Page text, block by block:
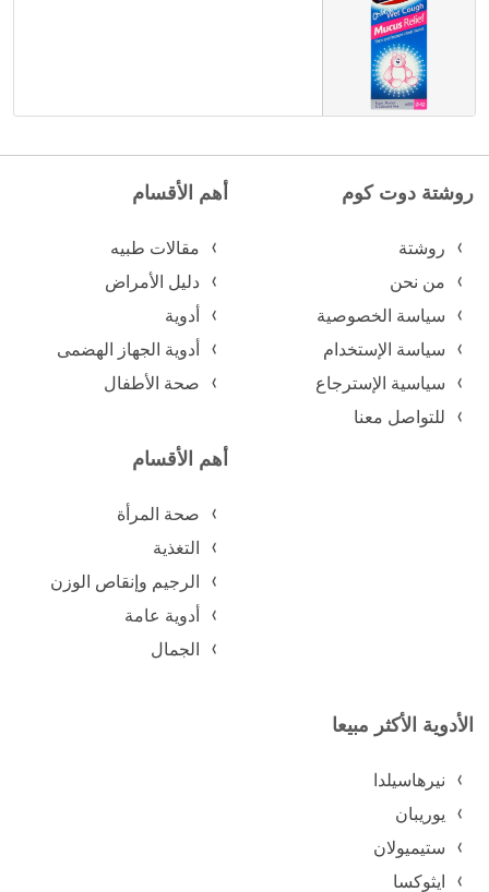
روشتة دوت كوم
روشتة
من نحن
سياسة الخصوصية
سياسة الإستخدام
سياسية الإسترجاع
للتواصل معنا
أهم الأقسام
مقالات طبيه
دليل الأمراض
أدوية
أدوية الجهاز الهضمى
صحة الأطفال
أهم الأقسام
صحة المرأة
التغذية
الرجيم وإنقاص الوزن
أدوية عامة
الجمال
الأدوية الأكثر مبيعا
نيرهاسيلدا
يوريبان
ستيميولان
ايثوكسا